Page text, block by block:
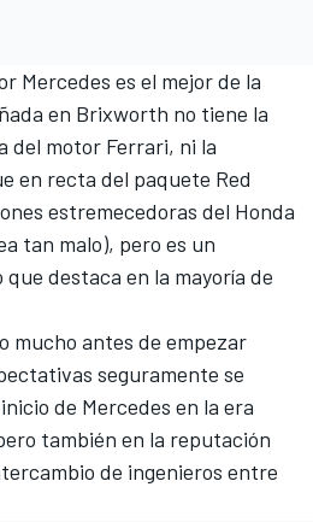
Mercedes es el mejor de la
en Brixworth no tiene la
del motor Ferrari, ni la
en recta del paquete Red
estremecedoras del Honda
tan malo), pero es un
destaca en la mayoría de
mucho antes de empezar
seguramente se
de Mercedes en la era
también en la reputación
de ingenieros entre